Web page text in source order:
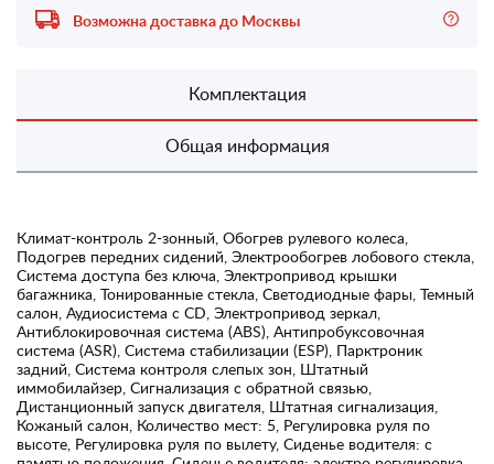
Возможна доставка до Москвы
Комплектация
Общая информация
Климат-контроль 2-зонный, Обогрев рулевого колеса,
Подогрев передних сидений, Электрообогрев лобового стекла,
Система доступа без ключа, Электропривод крышки
багажника, Тонированные стекла, Светодиодные фары, Темный
салон, Аудиосистема с CD, Электропривод зеркал,
Антиблокировочная система (ABS), Антипробуксовочная
система (ASR), Система стабилизации (ESP), Парктроник
задний, Система контроля слепых зон, Штатный
иммобилайзер, Сигнализация с обратной связью,
Дистанционный запуск двигателя, Штатная сигнализация,
Кожаный салон, Количество мест: 5, Регулировка руля по
высоте, Регулировка руля по вылету, Сиденье водителя: с